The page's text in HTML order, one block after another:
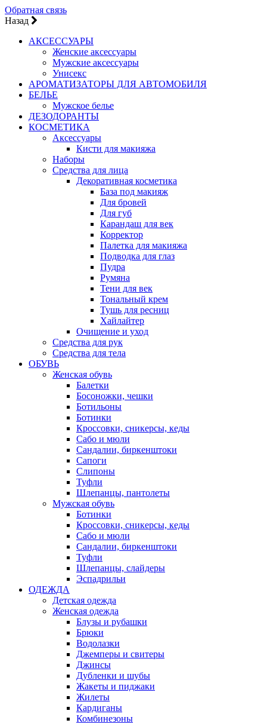
Обратная связь
Назад
АКСЕССУАРЫ
Женские аксессуары
Мужские аксессуары
Унисекс
АРОМАТИЗАТОРЫ ДЛЯ АВТОМОБИЛЯ
БЕЛЬЕ
Мужское белье
ДЕЗОДОРАНТЫ
КОСМЕТИКА
Аксессуары
Кисти для макияжа
Наборы
Средства для лица
Декоративная косметика
База под макияж
Для бровей
Для губ
Карандаш для век
Корректор
Палетка для макияжа
Подводка для глаз
Пудра
Румяна
Тени для век
Тональный крем
Тушь для ресниц
Хайлайтер
Очищение и уход
Средства для рук
Средства для тела
ОБУВЬ
Женская обувь
Балетки
Босоножки, чешки
Ботильоны
Ботинки
Кроссовки, сникерсы, кеды
Сабо и мюли
Сандалии, биркенштоки
Сапоги
Слипоны
Туфли
Шлепанцы, пантолеты
Мужская обувь
Ботинки
Кроссовки, сникерсы, кеды
Сабо и мюли
Сандалии, биркенштоки
Туфли
Шлепанцы, слайдеры
Эспадрильи
ОДЕЖДА
Детская одежда
Женская одежда
Блузы и рубашки
Брюки
Водолазки
Джемперы и свитеры
Джинсы
Дубленки и шубы
Жакеты и пиджаки
Жилеты
Кардиганы
Комбинезоны